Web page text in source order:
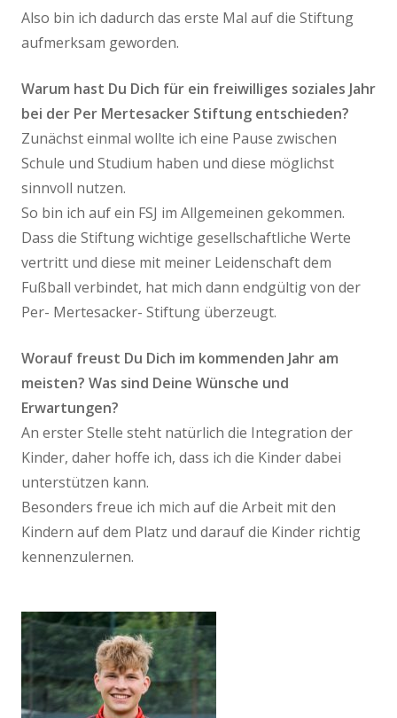
Also bin ich dadurch das erste Mal auf die Stiftung
aufmerksam geworden.
Warum hast Du Dich für ein freiwilliges soziales Jahr
bei der Per Mertesacker Stiftung entschieden?
Zunächst einmal wollte ich eine Pause zwischen
Schule und Studium haben und diese möglichst
sinnvoll nutzen.
So bin ich auf ein FSJ im Allgemeinen gekommen.
Dass die Stiftung wichtige gesellschaftliche Werte
vertritt und diese mit meiner Leidenschaft dem
Fußball verbindet, hat mich dann endgültig von der
Per- Mertesacker- Stiftung überzeugt.
Worauf freust Du Dich im kommenden Jahr am
meisten? Was sind Deine Wünsche und
Erwartungen?
An erster Stelle steht natürlich die Integration der
Kinder, daher hoffe ich, dass ich die Kinder dabei
unterstützen kann.
Besonders freue ich mich auf die Arbeit mit den
Kindern auf dem Platz und darauf die Kinder richtig
kennenzulernen.